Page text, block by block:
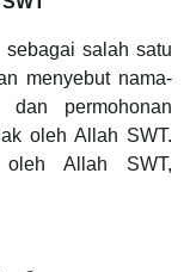
salah satu
menyebut nama-
permohonan
oleh Allah SWT.
Allah SWT,